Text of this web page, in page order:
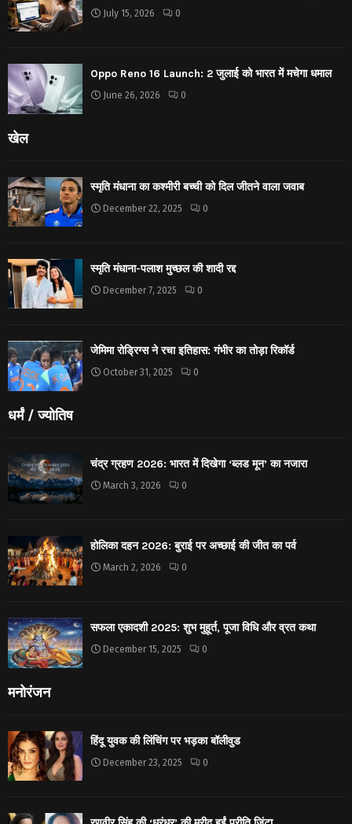
July 15, 2026 0
Oppo Reno 16 Launch: 2 जुलाई को भारत में मचेगा धमाल
June 26, 2026 0
खेल
स्मृति मंधाना का कश्मीरी बच्ची को दिल जीतने वाला जवाब
December 22, 2025 0
स्मृति मंधाना-पलाश मुच्छल की शादी रद्द
December 7, 2025 0
जेमिमा रोड्रिग्स ने रचा इतिहास: गंभीर का तोड़ा रिकॉर्ड
October 31, 2025 0
धर्मं / ज्योतिष
चंद्र ग्रहण 2026: भारत में दिखेगा ‘ब्लड मून’ का नजारा
March 3, 2026 0
होलिका दहन 2026: बुराई पर अच्छाई की जीत का पर्व
March 2, 2026 0
सफला एकादशी 2025: शुभ मुहूर्त, पूजा विधि और व्रत कथा
December 15, 2025 0
मनोरंजन
हिंदू युवक की लिंचिंग पर भड़का बॉलीवुड
December 23, 2025 0